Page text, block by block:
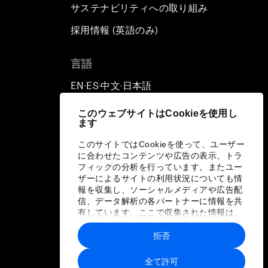
このウェブサイトはCookieを使用し
ます
このサイトではCookieを使って、ユーザー
に合わせたコンテンツや広告の表示、トラ
フィックの分析を行っています。またユー
ザーによるサイトの利用状況についても情
報を収集し、ソーシャルメディアや広告配
信、データ解析の各パートナーに情報を共
有しています。ここで収集された情報は、
ユーザーが各パートナーに提供した他の情
報や各パートナーのサービスを使用した際
に収集された情報と組み合わされ、各パー
トナーによって使用されることがありま
全て許可
拒否
サステナビリティへの取り組み
採用情報 (英語のみ)
言語
EN ▪ ES▪中文▪ 日本語